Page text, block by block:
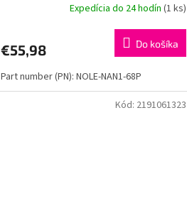
Expedícia do 24 hodín (1 ks)
€55,98 Do košíka
Part number (PN): NOLE-NAN1-68P
Kód: 2191061323